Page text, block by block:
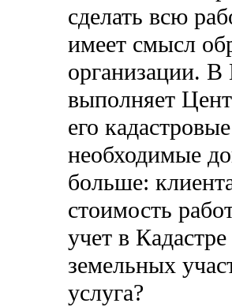
сделать всю
имеет смысл
организации.
выполняет
его
необходимые
больше:
стоимость
учет в
земельных
услуга?